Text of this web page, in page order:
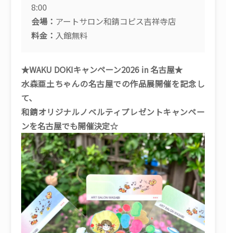
8:00
会場： アートサロン和錆コピス吉祥寺店
料金： 入館無料
★WAKU DOKIキャンペーン2026 in 名古屋★
水森亜土ちゃんの名古屋での作品展開催を記念し
て、
和錆オリジナルノベルティプレゼントキャンペー
ンを名古屋でも開催決定☆